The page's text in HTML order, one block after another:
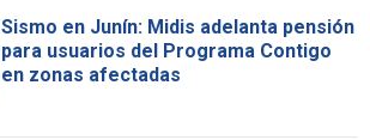
Sismo en Junín: Midis adelanta pensión
para usuarios del Programa Contigo
en zonas afectadas